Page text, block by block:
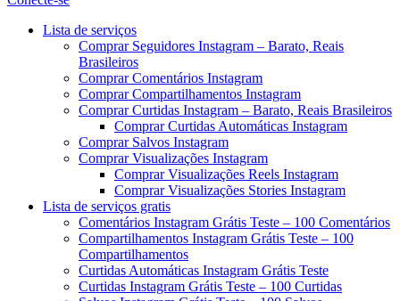
Menu
Lista de serviços
Comprar Seguidores Instagram – Barato, Reais
Brasileiros
Comprar Comentários Instagram
Comprar Compartilhamentos Instagram
Comprar Curtidas Instagram – Barato, Reais Brasileiros
Comprar Curtidas Automáticas Instagram
Comprar Salvos Instagram
Comprar Visualizações Instagram
Comprar Visualizações Reels Instagram
Comprar Visualizações Stories Instagram
Lista de serviços gratis
Comentários Instagram Grátis Teste – 100 Comentários
Compartilhamentos Instagram Grátis Teste – 100
Compartilhamentos
Curtidas Automáticas Instagram Grátis Teste
Curtidas Instagram Grátis Teste – 100 Curtidas